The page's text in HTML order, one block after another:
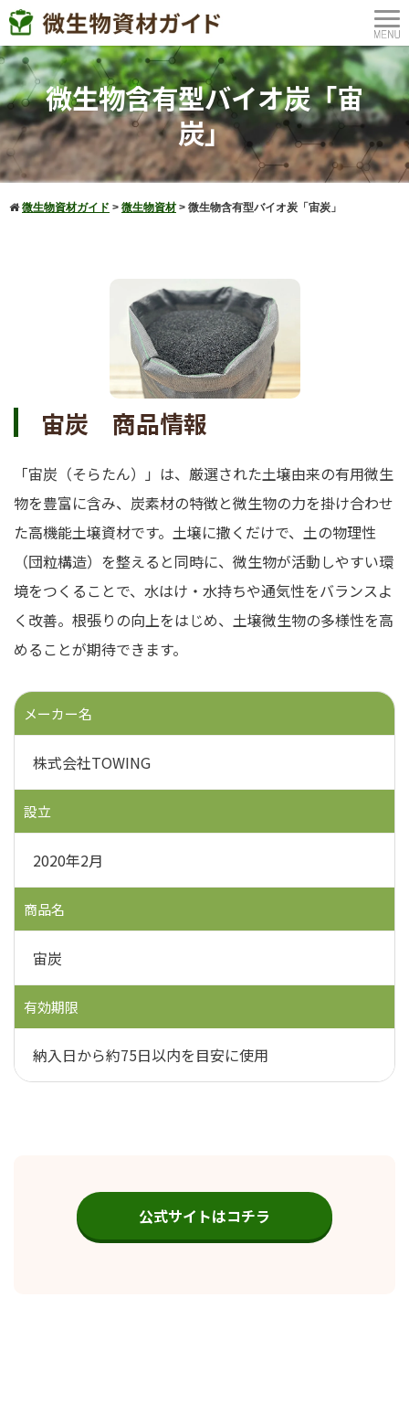
微生物含有型バイオ炭「宙
炭」
微生物資材ガイド > 微生物資材> 微生物含有型バイオ炭「宙炭」
宙炭 商品情報
「宙炭（そらたん）」は、厳選された土壌由来の有用微生
物を豊富に含み、炭素材の特徴と微生物の力を掛け合わせ
た高機能土壌資材です。土壌に撒くだけで、土の物理性
（団粒構造）を整えると同時に、微生物が活動しやすい環
境をつくることで、水はけ・水持ちや通気性をバランスよ
く改善。根張りの向上をはじめ、土壌微生物の多様性を高
めることが期待できます。
メーカー名
株式会社TOWING
設立
2020年2月
商品名
宙炭
有効期限
納入日から約75日以内を目安に使用
公式サイトはコチラ